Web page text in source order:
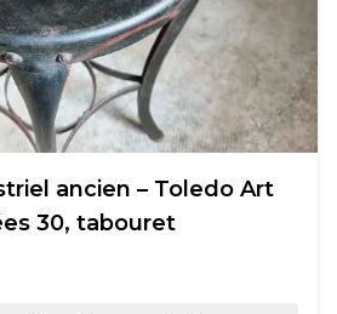
ancien – Toledo Art
30, tabouret